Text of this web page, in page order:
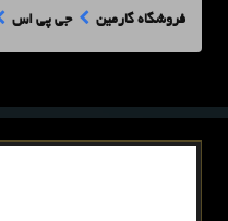
فروشگاه گارمین جی پی اس